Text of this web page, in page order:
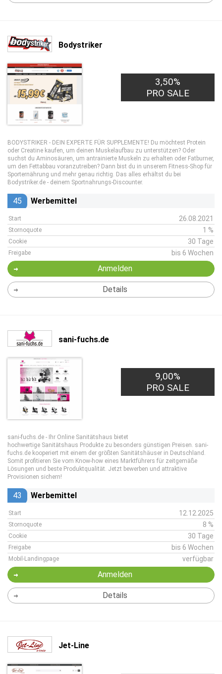
Bodystriker
3,50%
PRO SALE
BODYSTRIKER - DEIN EXPERTE FÜR SUPPLEMENTE! Du möchtest Protein
oder Creatine kaufen, um deinen Muskelaufbau zu unterstützen? Oder
suchst du Aminosäuren, um antrainierte Muskeln zu erhalten oder Fatburner,
um den Fettabbau voranzutreiben? Dann bist du in unserem Fitness-Shop für
Sporternährung und mehr genau richtig. Das alles erhältst du bei
Bodystriker.de - deinem Sportnahrungs-Discounter.
45 Werbemittel
Start 26.08.2021
Stornoquote 1 %
Cookie 30 Tage
Freigabe bis 6 Wochen
Anmelden
Details
sani-fuchs.de
9,00%
PRO SALE
sani-fuchs.de - Ihr Online Sanitätshaus bietet
hochwertige Sanitätshaus Produkte zu besonders günstigen Preisen. sani-
fuchs.de kooperiert mit einem der größten Sanitätshäuser in Deutschland.
Somit profitieren Sie vom Know-how eines Marktführers für zeitgemäße
Lösungen und beste Produktqualität. Jetzt bewerben und attraktive
Provisionen sichern!
43 Werbemittel
Start 12.12.2025
Stornoquote 8 %
Cookie 30 Tage
Freigabe bis 6 Wochen
Mobil-Landingpage verfügbar
Anmelden
Details
Jet-Line